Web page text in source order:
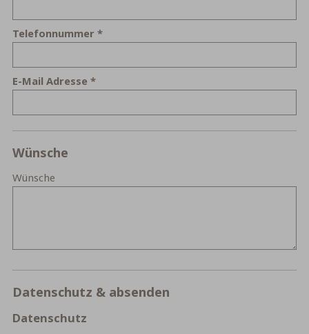
Telefonnummer
E-Mail Adresse
Wünsche
Wünsche
Datenschutz & absenden
Datenschutz